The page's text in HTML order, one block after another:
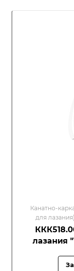
Канатно-
для
лазания